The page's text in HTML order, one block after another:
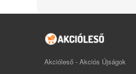
Akcióleső - Akciós Újságok